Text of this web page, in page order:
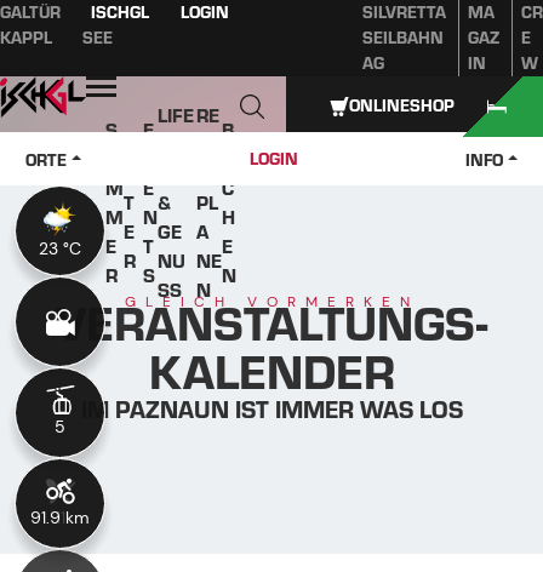
Hauptinhalt
Inhaltsverzeichnis
Hauptnavigation
Inhaltsverzeichnis
GALTÜR
ISCHGL
KAPPL
SEE
LOGIN
SILVRETTA
SEILBAHN
AG
MA
GAZ
IN
CR
E
W
Öffnen
S
M
M
E
R
T
E
R
E
E
N
T
S
LIFE
&
GE
NU
SS
RE
PL
A
NE
N
B
C
H
E
N
ORTE LOGIN INFO
ONLINESHOP
23 °C
5
11
23 °C
5
91.9 km
GLEICH VORMERKEN
VERANSTALTUNGS-
KALENDER
IM PAZNAUN IST IMMER WAS LOS